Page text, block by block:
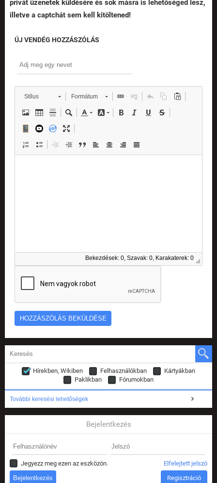
privát üzenetek küldésére és sok másra is lehetőséged lesz,
illetve a captchát sem kell kitöltened!
ÚJ VENDÉG HOZZÁSZÓLÁS
Stílus Formátum
Bekezdések: 0, Szavak: 0, Karakaterek: 0
Hírekben, Wikiben Felhasználókban
Kártyákban
Paklikban
Fórumokban
További keresési lehetőségek
Bejelentkezés
Jegyezz meg ezen az eszközön. Elfelejtett jelszó
Regisztráció